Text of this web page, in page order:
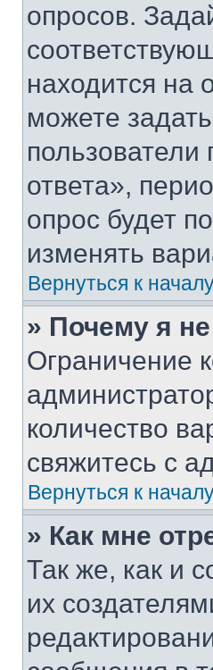
опросов.
находится на
можете
ответа»,
опрос будет
изменять
Вернуться к
» Почему я
Ограничение
количество
свяжитесь с
Вернуться к
» Как мне
Так же, как и
их